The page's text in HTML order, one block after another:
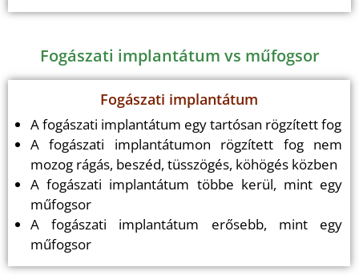
Fogászati implantátum vs műfogsor
Fogászati implantátum
A fogászati implantátum egy tartósan rögzített fog
A fogászati implantátumon rögzített fog nem
mozog rágás, beszéd, tüsszögés, köhögés közben
A fogászati implantátum többe kerül, mint egy
műfogsor
A fogászati implantátum erősebb, mint egy
műfogsor